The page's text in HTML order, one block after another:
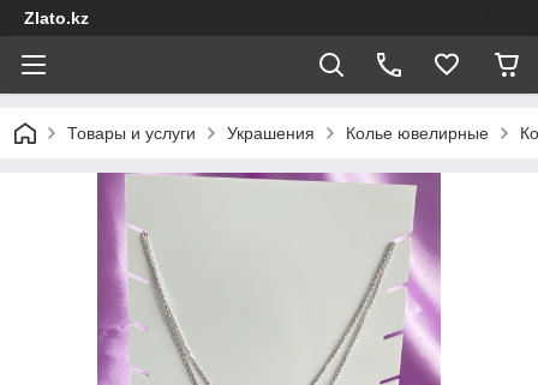
Zlato.kz
Товары и услуги Украшения Колье ювелирные